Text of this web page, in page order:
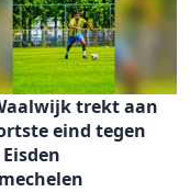
trekt aan
eind tegen